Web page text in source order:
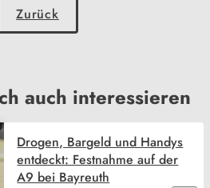
Zurück
auch interessieren
Drogen, Bargeld und Handys
entdeckt: Festnahme auf der
A9 bei Bayreuth